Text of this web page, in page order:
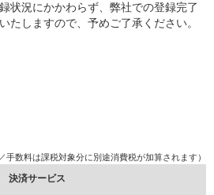
状況にかかわらず、弊社での登録完了
たしますので、予めご了承ください。
手数料は課税対象分に別途消費税が加算されます）
決済サービス